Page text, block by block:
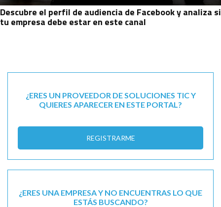
Descubre el perfil de audiencia de Facebook y analiza si
tu empresa debe estar en este canal
¿ERES UN PROVEEDOR DE SOLUCIONES TIC Y
QUIERES APARECER EN ESTE PORTAL?
REGISTRARME
¿ERES UNA EMPRESA Y NO ENCUENTRAS LO QUE
ESTÁS BUSCANDO?